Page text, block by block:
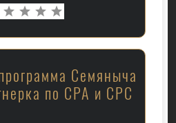
Семяныча
по CPA и CPC